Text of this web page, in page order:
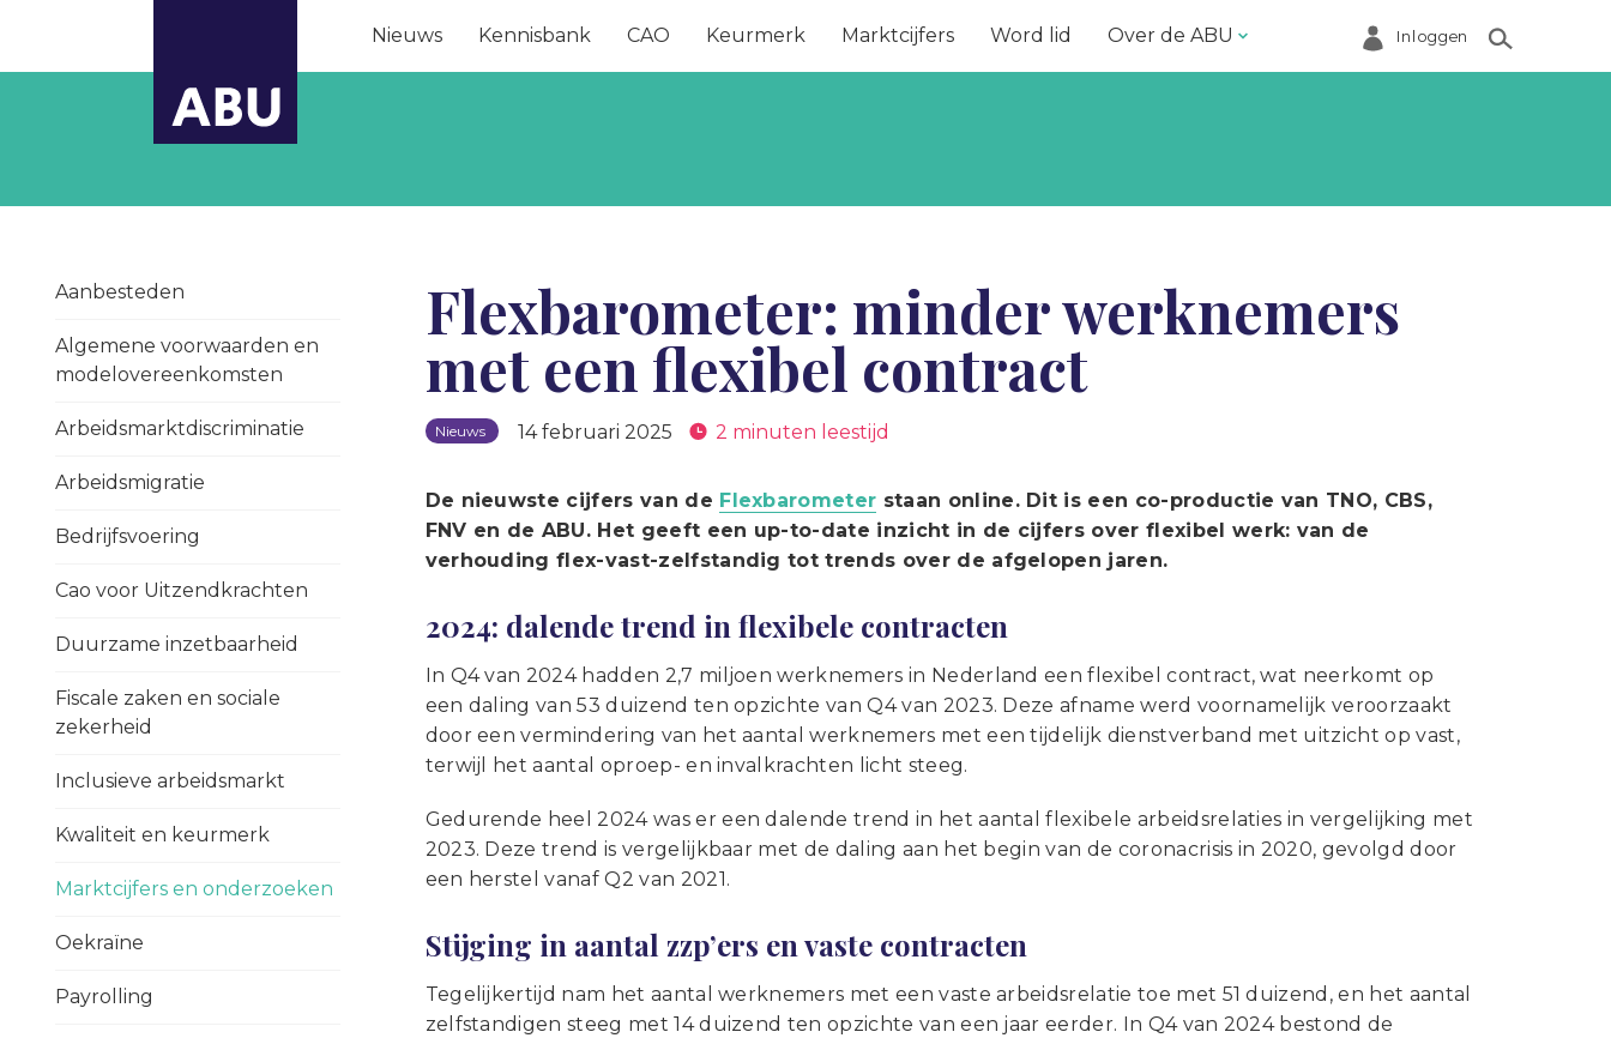
Nieuws Kennisbank CAO Keurmerk Marktcijfers Word lid Over de ABU
Helpdesk
Ledenregister
Over de ABU
Statuten en reglementen
Webshop
Inloggen
Aanbesteden
Algemene voorwaarden en
modelovereenkomsten
Arbeidsmarktdiscriminatie
Arbeidsmigratie
Bedrijfsvoering
Cao voor Uitzendkrachten
Duurzame inzetbaarheid
Fiscale zaken en sociale
zekerheid
Inclusieve arbeidsmarkt
Kwaliteit en keurmerk
Marktcijfers en onderzoeken
Oekraïne
Payrolling
Flexbarometer: minder werknemers
met een flexibel contract
Nieuws 14 februari 2025 2 minuten leestijd
De nieuwste cijfers van de Flexbarometer staan online. Dit is een co-productie van TNO, CBS,
FNV en de ABU. Het geeft een up-to-date inzicht in de cijfers over flexibel werk: van de
verhouding flex-vast-zelfstandig tot trends over de afgelopen jaren.
2024: dalende trend in flexibele contracten
In Q4 van 2024 hadden 2,7 miljoen werknemers in Nederland een flexibel contract, wat neerkomt op
een daling van 53 duizend ten opzichte van Q4 van 2023. Deze afname werd voornamelijk veroorzaakt
door een vermindering van het aantal werknemers met een tijdelijk dienstverband met uitzicht op vast,
terwijl het aantal oproep- en invalkrachten licht steeg.
Gedurende heel 2024 was er een dalende trend in het aantal flexibele arbeidsrelaties in vergelijking met
2023. Deze trend is vergelijkbaar met de daling aan het begin van de coronacrisis in 2020, gevolgd door
een herstel vanaf Q2 van 2021.
Stijging in aantal zzp’ers en vaste contracten
Tegelijkertijd nam het aantal werknemers met een vaste arbeidsrelatie toe met 51 duizend, en het aantal
zelfstandigen steeg met 14 duizend ten opzichte van een jaar eerder. In Q4 van 2024 bestond de